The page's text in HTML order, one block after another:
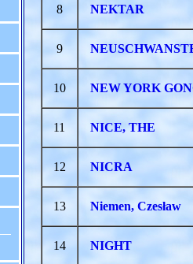
8 NEKTAR
9
10 NEW YORK
11 NICE, THE
12 NICRA
13 Niemen, Czesław
14 NIGHT